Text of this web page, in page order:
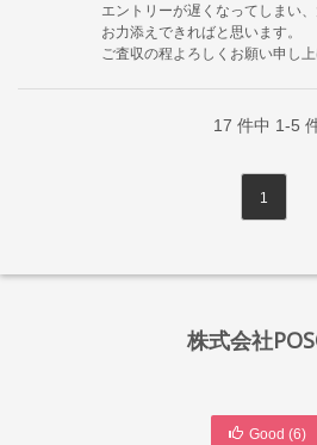
エントリーが遅くなってしまい
お力添えできればと思います。
ご査収の程よろしくお願い申し上
17 件中 1-5
1
株式会社
Good (6)